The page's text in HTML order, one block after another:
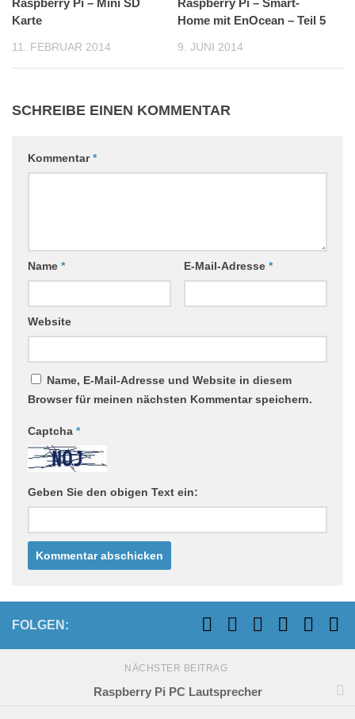
Raspberry Pi – Mini SD
Karte
11. FEBRUAR 2014
Raspberry Pi – Smart-
Home mit EnOcean – Teil 5
9. JUNI 2014
SCHREIBE EINEN KOMMENTAR
Kommentar*
Name * E-Mail-Adresse *
Website
Name, E-Mail-Adresse und Website in diesem
Browser für meinen nächsten Kommentar speichern.
Captcha *
Geben Sie den obigen Text ein:
FOLGEN:
NÄCHSTER BEITRAG
Raspberry Pi PC Lautsprecher